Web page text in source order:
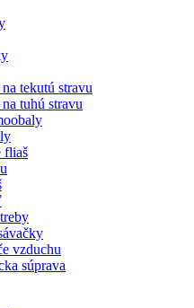
tekutú stravu
tuhú stravu
fliaš
vzduchu
súprava